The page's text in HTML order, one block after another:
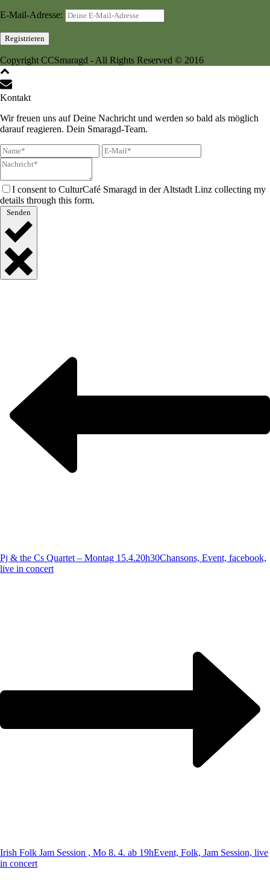
E-Mail-Adresse:
Copyright CCSmaragd - All Rights Reserved © 2016
Kontakt
Wir freuen uns auf Deine Nachricht und werden so bald als möglich
darauf reagieren. Dein Smaragd-Team.
I consent to CulturCafé Smaragd in der Altstadt Linz collecting my
details through this form.
Senden
Pj & the Cs Quartet – Montag 15.4.20h30Chansons, Event, facebook,
live in concert
Irish Folk Jam Session , Mo 8. 4. ab 19hEvent, Folk, Jam Session, live
in concert